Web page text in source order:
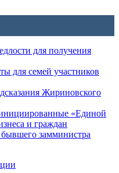
для получения
для семей участников
Жириновского
«Единой
и граждан
замминистра